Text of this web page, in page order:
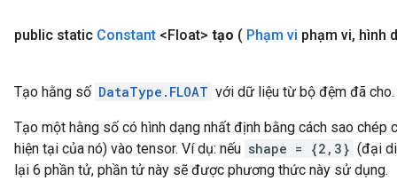
public static Constant <Float> tạo ( Phạm vi phạm vi, hình
Tạo hằng số DataType.FLOAT với dữ liệu từ bộ đệm đã cho.
Tạo một hằng số có hình dạng nhất định bằng cách sao
hiện tại của nó) vào tensor. Ví dụ: nếu shape = {2,3} (đại
lại 6 phần tử, phần tử này sẽ được phương thức này sử dụng.